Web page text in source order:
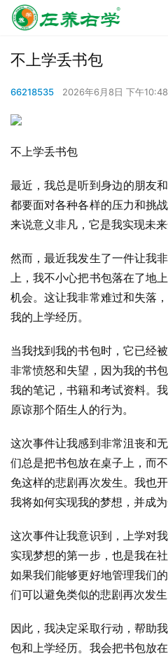
不上学丢书包
66218535 2026年6月8日 下午10:48
不上学丢书包
最近，我总是听到身边的朋友
都要面对各种各样的压力和挑
来说意义非凡，它是我实现未来
然而，最近我发生了一件让我
上，我不小心把书包落在了地
机会。这让我非常难过和失落
我的上学经历。
当我找到我的书包时，它已经
非常愤怒和失望，因为我的书
我的笔记，书籍和考试资料。
原谅那个陌生人的行为。
这次事件让我感到非常沮丧和
们总是把书包放在桌子上，而
免这样的悲剧再次发生。我也
我将如何实现我的梦想，并成为
这次事件让我意识到，上学对
实现梦想的第一步，也是我在
如果我们能够更好地管理我们
们可以避免类似的悲剧再次发生
因此，我决定采取行动，帮助
包和上学经历。我会把书包放